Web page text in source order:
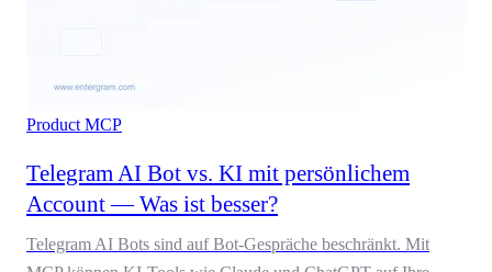
Product MCP
Telegram AI Bot vs. KI mit persönlichem
Account — Was ist besser?
Telegram AI Bots sind auf Bot-Gespräche beschränkt. Mit